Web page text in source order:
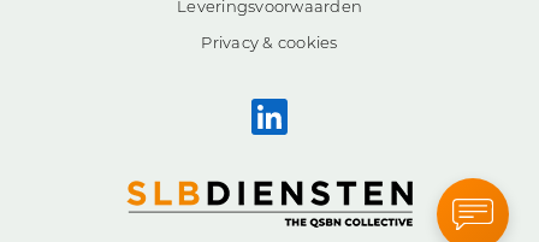
Leveringsvoorwaarden
Privacy & cookies